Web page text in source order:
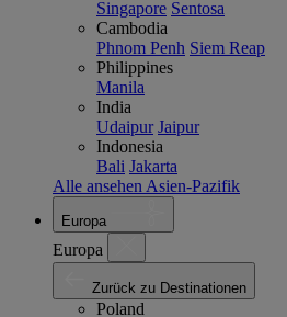
Singapore Sentosa
Cambodia
Phnom Penh Siem Reap
Philippines
Manila
India
Udaipur Jaipur
Indonesia
Bali Jakarta
Alle ansehen Asien-Pazifik
Europa
Europa
Zurück zu Destinationen
Poland